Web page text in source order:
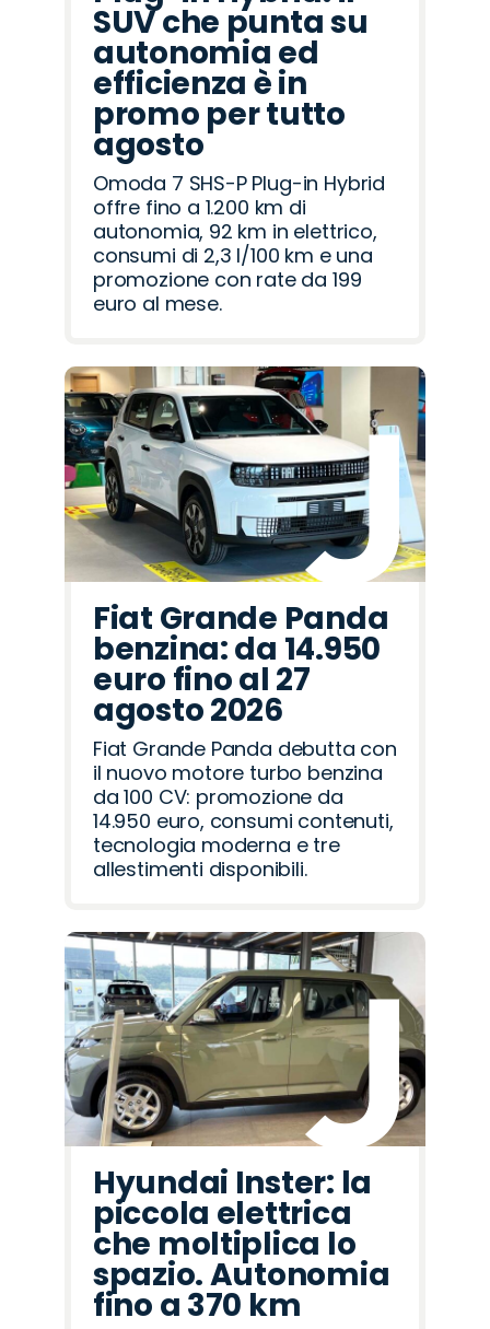
SUV che punta su
autonomia ed
efficienza è in
promo per tutto
agosto
Omoda 7 SHS-P Plug-in Hybrid
offre fino a 1.200 km di
autonomia, 92 km in elettrico,
consumi di 2,3 l/100 km e una
promozione con rate da 199
euro al mese.
Fiat Grande Panda
benzina: da 14.950
euro fino al 27
agosto 2026
Fiat Grande Panda debutta con
il nuovo motore turbo benzina
da 100 CV: promozione da
14.950 euro, consumi contenuti,
tecnologia moderna e tre
allestimenti disponibili.
Hyundai Inster: la
piccola elettrica
che moltiplica lo
spazio. Autonomia
fino a 370 km